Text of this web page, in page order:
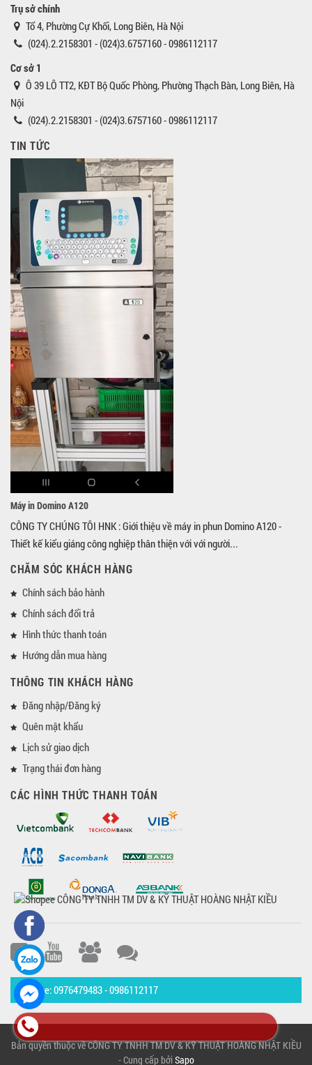
Trụ sở chính
Tổ 4, Phường Cự Khối, Long Biên, Hà Nội
(024).2.2158301 - (024)3.6757160 - 0986112117
Cơ sở 1
Ô 39 LÔ TT2, KĐT Bộ Quốc Phòng, Phường Thạch Bàn, Long Biên, Hà
Nội
(024).2.2158301 - (024)3.6757160 - 0986112117
TIN TỨC
Máy in Domino A120
CÔNG TY CHÚNG TÔI HNK : Giới thiệu về máy in phun Domino A120 -
Thiết kế kiểu giáng công nghiệp thân thiện với với người...
CHĂM SÓC KHÁCH HÀNG
Chính sách bảo hành
Chính sách đổi trả
Hình thức thanh toán
Hướng dẫn mua hàng
THÔNG TIN KHÁCH HÀNG
Đăng nhập/Đăng ký
Quên mật khẩu
Lịch sử giao dịch
Trạng thái đơn hàng
CÁC HÌNH THỨC THANH TOÁN
Hotline: 0976479483 - 0986112117
Bản quyền thuộc về CÔNG TY TNHH TM DV & KỸ THUẬT HOÀNG NHẬT KIỀU
- Cung cấp bởiSapo